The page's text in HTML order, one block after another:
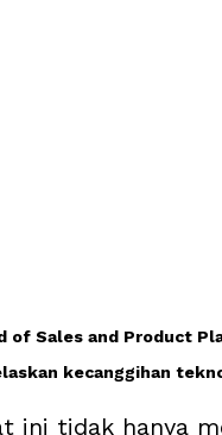
of Sales and Product
kecanggihan
ini tidak hanya